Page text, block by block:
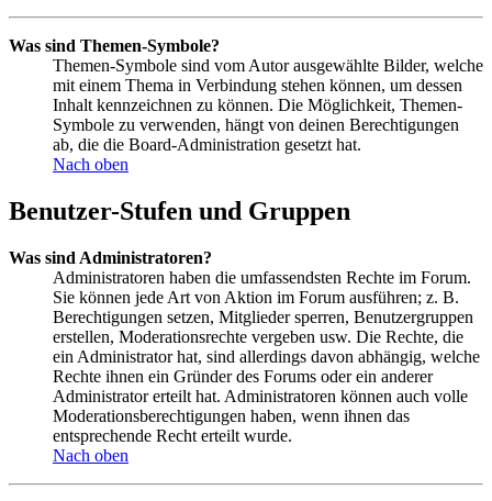
Was sind Themen-Symbole?
Themen-Symbole sind vom Autor ausgewählte Bilder, welche
mit einem Thema in Verbindung stehen können, um dessen
Inhalt kennzeichnen zu können. Die Möglichkeit, Themen-
Symbole zu verwenden, hängt von deinen Berechtigungen
ab, die die Board-Administration gesetzt hat.
Nach oben
Benutzer-Stufen und Gruppen
Was sind Administratoren?
Administratoren haben die umfassendsten Rechte im Forum.
Sie können jede Art von Aktion im Forum ausführen; z. B.
Berechtigungen setzen, Mitglieder sperren, Benutzergruppen
erstellen, Moderationsrechte vergeben usw. Die Rechte, die
ein Administrator hat, sind allerdings davon abhängig, welche
Rechte ihnen ein Gründer des Forums oder ein anderer
Administrator erteilt hat. Administratoren können auch volle
Moderationsberechtigungen haben, wenn ihnen das
entsprechende Recht erteilt wurde.
Nach oben